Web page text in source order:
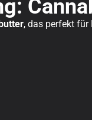
, das perfekt für